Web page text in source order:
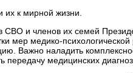
к мирной жизни.
СВО и членов их семей
мер медико-
Важно наладить
передачу медицинских